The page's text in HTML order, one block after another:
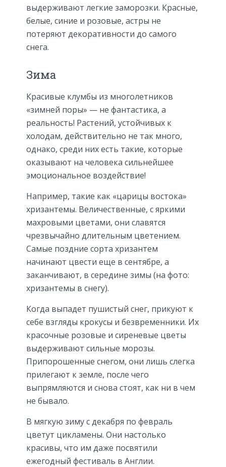
выдерживают легкие заморозки. Красные,
белые, синие и розовые, астры не
потеряют декоративности до самого
снега.
Зима
Красивые клумбы из многолетников
«зимней поры» — не фантастика, а
реальность! Растений, устойчивых к
холодам, действительно не так много,
однако, среди них есть такие, которые
оказывают на человека сильнейшее
эмоциональное воздействие!
Например, такие как «царицы востока»
хризантемы. Величественные, с яркими
махровыми цветами, они славятся
чрезвычайно длительным цветением.
Самые поздние сорта хризантем
начинают цвести еще в сентябре, а
заканчивают, в середине зимы (на фото:
хризантемы в снегу).
Когда выпадет пушистый снег, прикуют к
себе взгляды крокусы и безвременники. Их
красочные розовые и сиреневые цветы
выдерживают сильные морозы.
Припорошенные снегом, они лишь слегка
прилегают к земле, после чего
выпрямляются и снова стоят, как ни в чем
не бывало.
В мягкую зиму с декабря по февраль
цветут цикламены. Они настолько
красивы, что им даже посвятили
ежегодный фестиваль в Англии.